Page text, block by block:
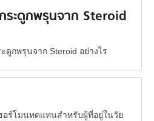
ระดูกพรุนจาก Steroid
ดูกพรุนจาก Steroid อย่างไร
อร์โมนทดแทนสำหรับผู้ที่อยู่ในวัย